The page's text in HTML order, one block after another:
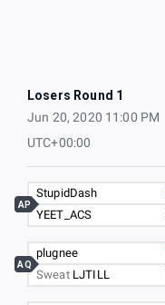
Losers Round 1
Jun 20, 2020 11:00 PM
UTC+00:00
StupidDash
YEET_ACS
AP
plugnee
Sweat LJTILL
AQ